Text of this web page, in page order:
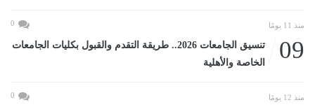
منذ 11 يومًا 0
09
تنسيق الجامعات 2026.. طريقة التقدم والقبول بكليات الجامعات
الخاصة والأهلية
منذ 12 يومًا 0